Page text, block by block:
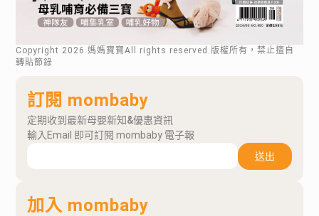
Copyright 2026 .媽媽寶寶All rights reserved.版權所有，禁止擅自
轉貼節錄
訂閱 mombaby
定期收到最新母嬰新知&優惠資訊
輸入Email 即可訂閱 mombaby 電子報
送出
加入 mombaby